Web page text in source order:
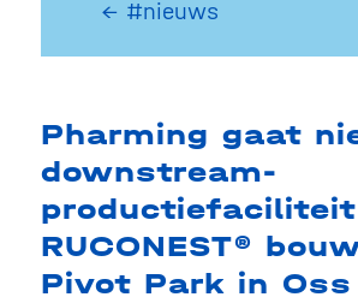
← #nieuws
Pharming gaat
downstream-
RUCONEST®
Pivot Park in Oss